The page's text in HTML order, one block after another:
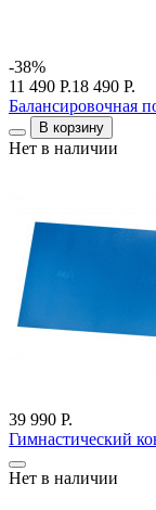
-38%
11 490 Р.18 490 Р.
Балансировочная
В корзину
Нет в наличии
39 990 Р.
Гимнастический
Нет в наличии